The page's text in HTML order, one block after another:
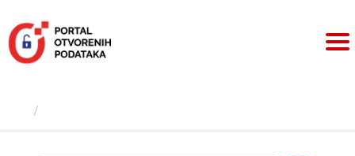
sadržaj